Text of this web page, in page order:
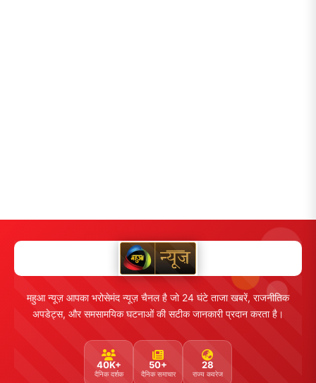
महुआ न्यूज़ आपका भरोसेमंद न्यूज़ चैनल है जो 24 घंटे ताजा खबरें, राजनीतिक
अपडेट्स, और समसामयिक घटनाओं की सटीक जानकारी प्रदान करता है।
40K+
दैनिक दर्शक
50+
दैनिक समाचार
28
राज्य कवरेज